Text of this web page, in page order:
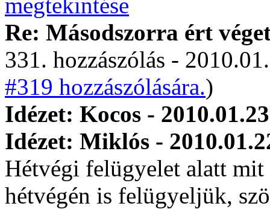
Re: Másodszorra ért
331. hozzászólás -
#319 hozzászólására.)
Idézet: Kocos -
Idézet: Miklós -
Hétvégi felügyelet alatt mit
hétvégén is felügyeljük,